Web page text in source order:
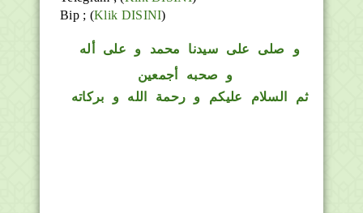
Bip ; (Klik DISINI)
و صلى على سيدنا محمد و على أله
و صحبه أجمعين
ثم السلام عليكم و رحمة الله و بركاته